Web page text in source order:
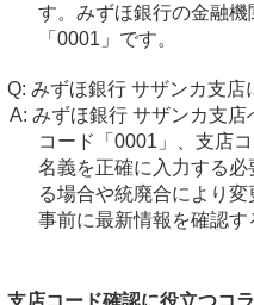
す。みずほ銀行の金融
「0001」です。
みずほ銀行 サザンカ支店
みずほ銀行 サザンカ支
コード「0001」、支店
名義を正確に入力する
る場合や統廃合により変
事前に最新情報を確認す
支店コード確認に役立つコ